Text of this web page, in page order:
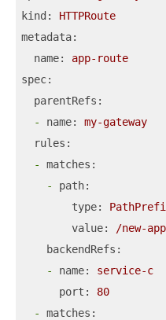
kind:
HTTPRoute
metadata:
name:
app-route
spec:
parentRefs:
-
name:
my-gateway
rules:
-
matches:
-
path:
type:
value:
/new-app
backendRefs:
-
name:
service-c
port:
80
-
matches: